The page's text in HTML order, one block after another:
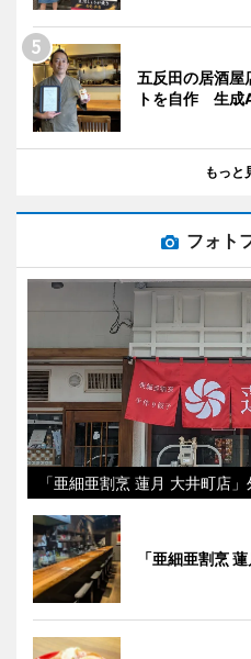
五反田の居酒屋
トを自作 生成
もっと
フォト
「亜細亜割烹 蓮月 大井町店」
「亜細亜割烹